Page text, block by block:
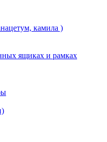
камила )
ящиках и рамках